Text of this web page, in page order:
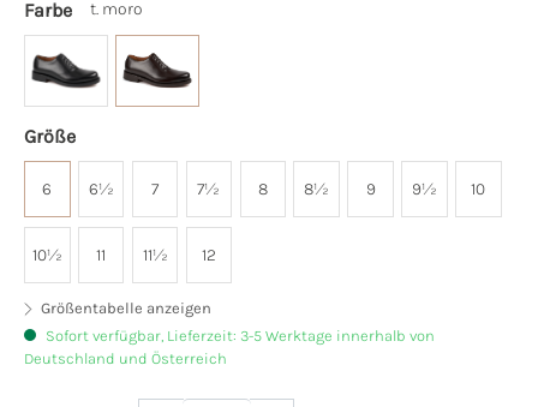
Farbe t. moro
Größe
6 6½ 7 7½ 8 8½ 9 9½ 10
10½ 11 11½ 12
Größentabelle anzeigen
Sofort verfügbar, Lieferzeit: 3-5 Werktage innerhalb von
Deutschland und Österreich